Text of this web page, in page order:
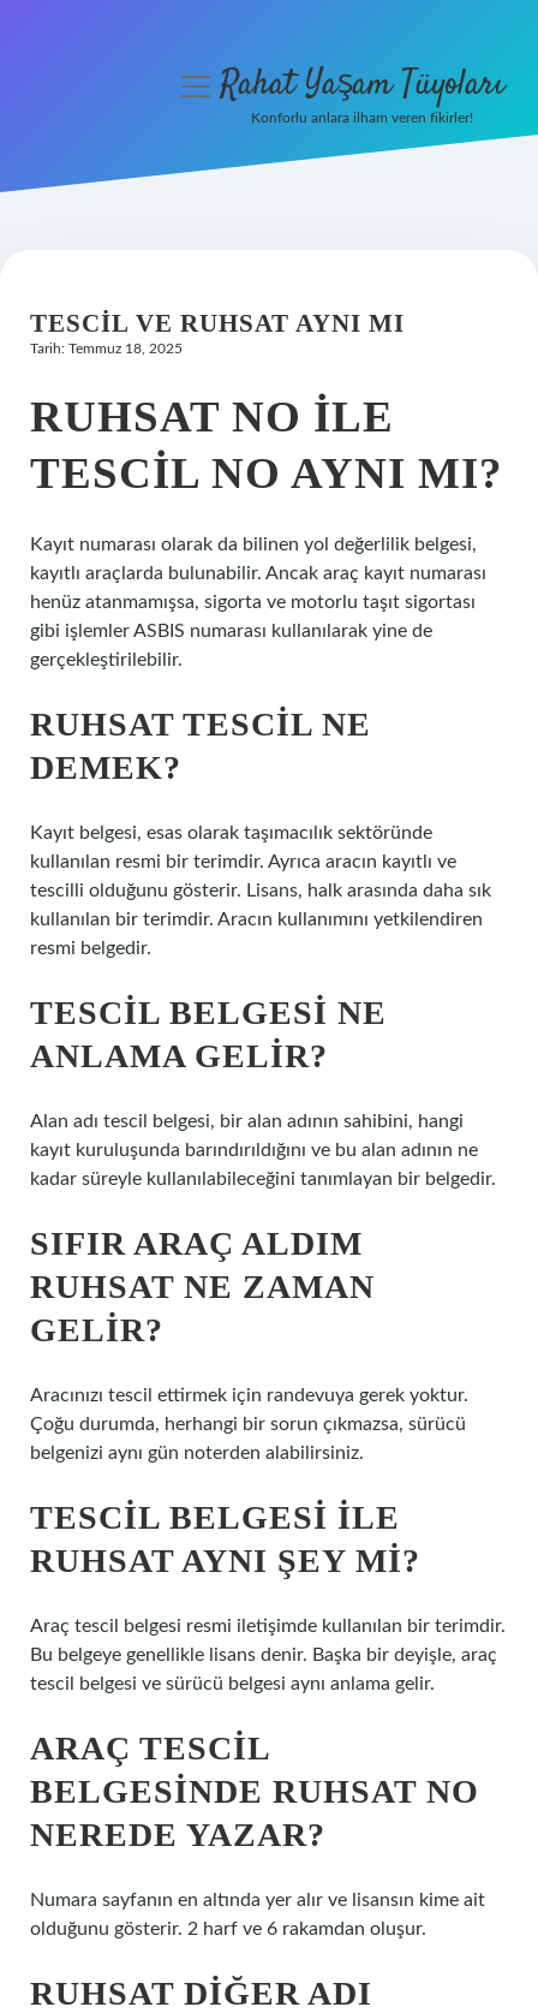
Hakkımızda
menüyüRahat Yaşam Tüyoları
Konforlu anlara ilham veren fikirler!
TESCIL VE RUHSAT AYNI MI
Tarih: Temmuz 18, 2025
RUHSAT NO ILE
TESCIL NO AYNI MI?
Kayıt numarası olarak da bilinen yol değerlilik belgesi,
kayıtlı araçlarda bulunabilir. Ancak araç kayıt numarası
henüz atanmamışsa, sigorta ve motorlu taşıt sigortası
gibi işlemler ASBIS numarası kullanılarak yine de
gerçekleştirilebilir.
RUHSAT TESCIL NE
DEMEK?
Kayıt belgesi, esas olarak taşımacılık sektöründe
kullanılan resmi bir terimdir. Ayrıca aracın kayıtlı ve
tescilli olduğunu gösterir. Lisans, halk arasında daha sık
kullanılan bir terimdir. Aracın kullanımını yetkilendiren
resmi belgedir.
TESCIL BELGESI NE
ANLAMA GELIR?
Alan adı tescil belgesi, bir alan adının sahibini, hangi
kayıt kuruluşunda barındırıldığını ve bu alan adının ne
kadar süreyle kullanılabileceğini tanımlayan bir belgedir.
SIFIR ARAÇ ALDIM
RUHSAT NE ZAMAN
GELIR?
Aracınızı tescil ettirmek için randevuya gerek yoktur.
Çoğu durumda, herhangi bir sorun çıkmazsa, sürücü
belgenizi aynı gün noterden alabilirsiniz.
TESCIL BELGESI ILE
RUHSAT AYNI ŞEY MI?
Araç tescil belgesi resmi iletişimde kullanılan bir terimdir.
Bu belgeye genellikle lisans denir. Başka bir deyişle, araç
tescil belgesi ve sürücü belgesi aynı anlama gelir.
ARAÇ TESCIL
BELGESINDE RUHSAT NO
NEREDE YAZAR?
Numara sayfanın en altında yer alır ve lisansın kime ait
olduğunu gösterir. 2 harf ve 6 rakamdan oluşur.
RUHSAT DIĞER ADI